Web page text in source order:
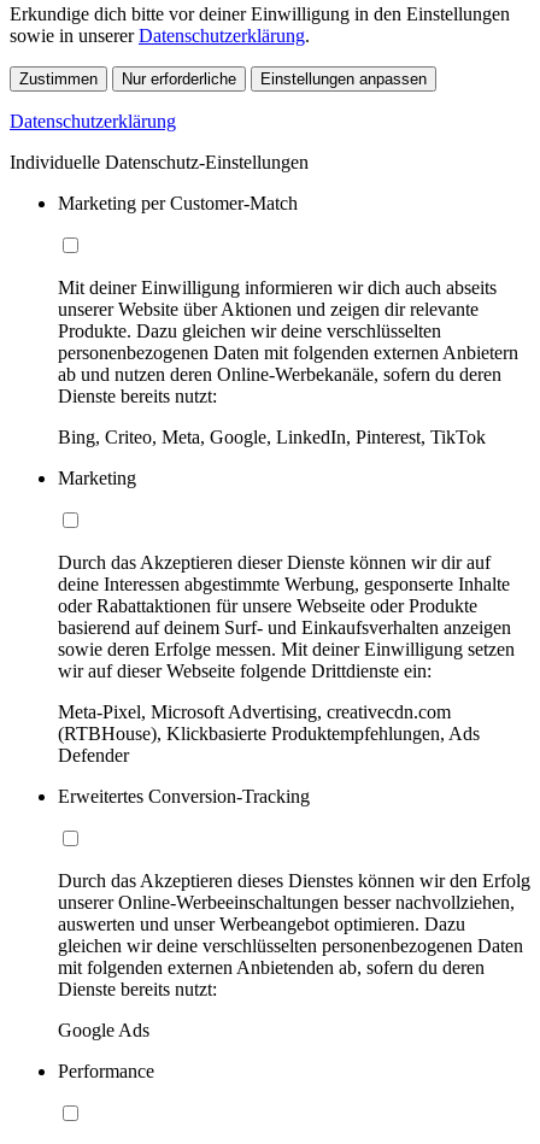
Erkundige dich bitte vor deiner Einwilligung in den Einstellungen
sowie in unsererDatenschutzerklärung.
Zustimmen Nur erforderliche Einstellungen anpassen
Datenschutzerklärung
Individuelle Datenschutz-Einstellungen
Marketing per Customer-Match
Mit deiner Einwilligung informieren wir dich auch abseits
unserer Website über Aktionen und zeigen dir relevante
Produkte. Dazu gleichen wir deine verschlüsselten
personenbezogenen Daten mit folgenden externen Anbietern
ab und nutzen deren Online-Werbekanäle, sofern du deren
Dienste bereits nutzt:
Bing, Criteo, Meta, Google, LinkedIn, Pinterest, TikTok
Marketing
Durch das Akzeptieren dieser Dienste können wir dir auf
deine Interessen abgestimmte Werbung, gesponserte Inhalte
oder Rabattaktionen für unsere Webseite oder Produkte
basierend auf deinem Surf- und Einkaufsverhalten anzeigen
sowie deren Erfolge messen. Mit deiner Einwilligung setzen
wir auf dieser Webseite folgende Drittdienste ein:
Meta-Pixel, Microsoft Advertising, creativecdn.com
(RTBHouse), Klickbasierte Produktempfehlungen, Ads
Defender
Erweitertes Conversion-Tracking
Durch das Akzeptieren dieses Dienstes können wir den Erfolg
unserer Online-Werbeeinschaltungen besser nachvollziehen,
auswerten und unser Werbeangebot optimieren. Dazu
gleichen wir deine verschlüsselten personenbezogenen Daten
mit folgenden externen Anbietenden ab, sofern du deren
Dienste bereits nutzt:
Google Ads
Performance